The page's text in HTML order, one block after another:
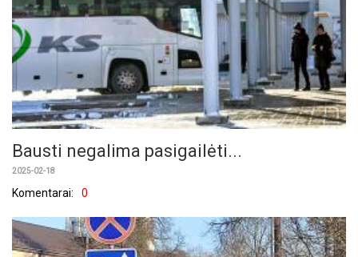
Bausti negalima pasigailėti...
2025-02-18
Komentarai: 0